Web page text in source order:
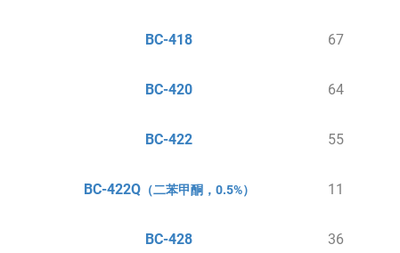
BC-418 67
BC-420 64
BC-422 55
BC-422Q（二苯甲酮，0.5%） 11
BC-428 36